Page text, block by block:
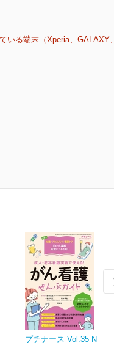
る端末（Xperia、GALAXY、
プチナース Vol.35 No.6